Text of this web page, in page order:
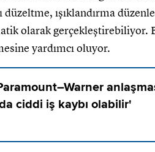
ışıklandırma
olarak gerçekleştirebiliyor.
yardımcı oluyor.
ciddi iş kaybı olabilir'